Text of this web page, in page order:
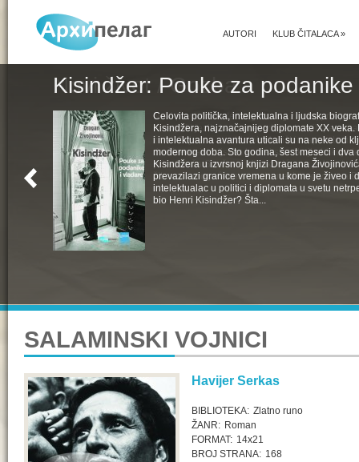
KLUB ČITALACA»
AUTORI
Kisindžer: Pouke za
Celovita politička, intelektualna i ljudska
Kisindžera, najznačajnijeg diplomate XX
i intelektualna avantura uticali su na neke od
modernog doba. Sto godina, šest meseci i dva
Kisindžera u izvrsnoj knjizi Dragana
prevazilazi granice vremena u kome je živeo i
intelektualac u politici i diplomata u svetu
bio Henri Kisindžer? Šta...
SALAMINSKI VOJNICI
Havijer Serkas
BIBLIOTEKA: Zlatno runo
ŽANR: Roman
FORMAT: 14x21
BROJ STRANA: 168